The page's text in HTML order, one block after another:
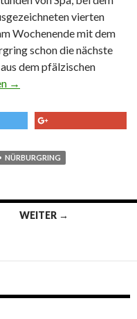
vierten
Wochenende mit dem
schon die nächste
dem pfälzischen
Bernhard beim ADAC
→
NÜRBURGRING
WEITER →